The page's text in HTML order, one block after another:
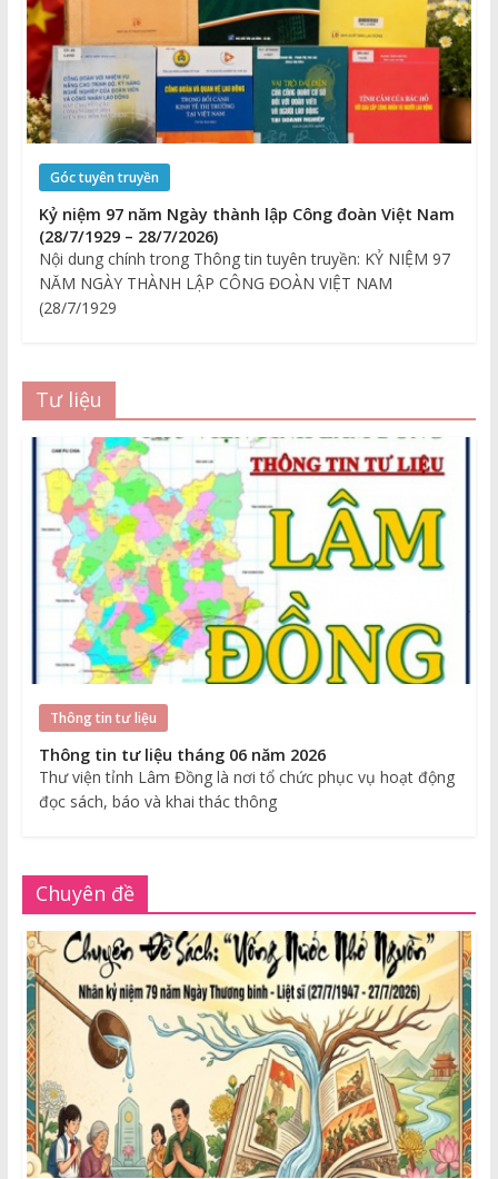
Góc tuyên truyền
Kỷ niệm 97 năm Ngày thành lập Công đoàn Việt Nam
(28/7/1929 – 28/7/2026)
Nội dung chính trong Thông tin tuyên truyền: KỶ NIỆM 97
NĂM NGÀY THÀNH LẬP CÔNG ĐOÀN VIỆT NAM
(28/7/1929
Tư liệu
Thông tin tư liệu
Thông tin tư liệu tháng 06 năm 2026
Thư viện tỉnh Lâm Đồng là nơi tổ chức phục vụ hoạt động
đọc sách, báo và khai thác thông
Chuyên đề